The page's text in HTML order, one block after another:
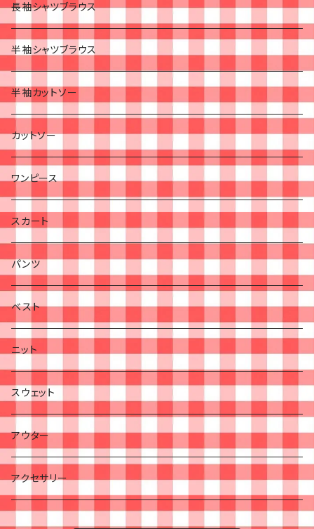
長袖シャツブラウス
半袖シャツブラウス
半袖カットソー
カットソー
ワンピース
スカート
パンツ
ベスト
ニット
スウェット
アウター
アクセサリー